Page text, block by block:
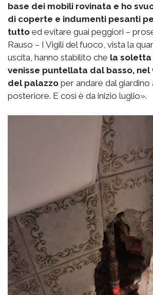
base dei mobili rovinata e ho
di coperte e indumenti pesanti
tutto ed evitare guai peggiori –
Rauso – I Vigili del fuoco, vista la
uscita, hanno stabilito che la
venisse puntellata dal basso,
del palazzo per andare dal
posteriore. E così è da inizio luglio».